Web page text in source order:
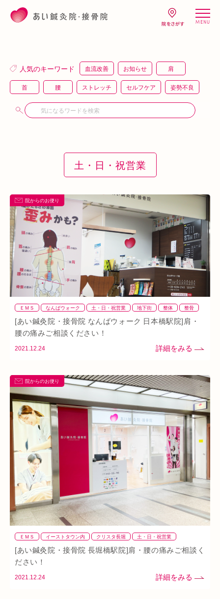
MENU
人気のキーワード 血流改善 お知らせ 肩
首 腰 ストレッチ セルフケア 姿勢不良
頭痛 疲労 キャンペーン 鍼灸 骨盤矯正
運動 土曜営業
あいSHOP 膝 むくみ
鶴橋 対応できる症状 上本町 土・祝営業
ダイエット ふくらはぎ ストレス 背骨 腱鞘炎
シワ・シミ・たるみ 手首 谷9 寒暖差
梅雨 四十肩 五十肩 代謝
眼精疲労 スマホ首 美肌 自律神経失調症 寝違え
ぎっくり腰 美容鍼 熱中症 夏バテ 寺田町
オープン 秋バテ 冬バテ
ストレートネック ファスティング 紫外線
日焼け 地下街 本町 阪急桂駅 天満橋
天王寺 頸椎椎間板ヘルニア 整骨院 好転反応
脱水症状 反り腰 湿気 なんばウォーク
イオンタウン小阪 今里 クリスタ長堀 駅構内
八戸ノ里駅 玉造 春バテ
土・日・祝営業
院からのお便り
ＥＭＳ なんばウォーク 土・日・祝営業 地下街 整体
整骨
背骨矯正 腰 駅近 骨盤矯正
[あい鍼灸院・接骨院 なんばウォーク 日本橋駅院]肩・
腰の痛みご相談ください！
2021.12.24
院からのお便り
ＥＭＳ イーストタウン内 クリスタ長堀
土・日・祝営業
姿勢不良
整体 整骨 矯正 肩 背骨矯正 腰
血流改善
鍼灸
首 駅近 骨盤矯正
[あい鍼灸院・接骨院 長堀橋駅院]肩・腰の痛みご相談く
ださい！
2021.12.24